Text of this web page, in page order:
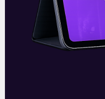
gás natural
READ MORE »
29/07/2026